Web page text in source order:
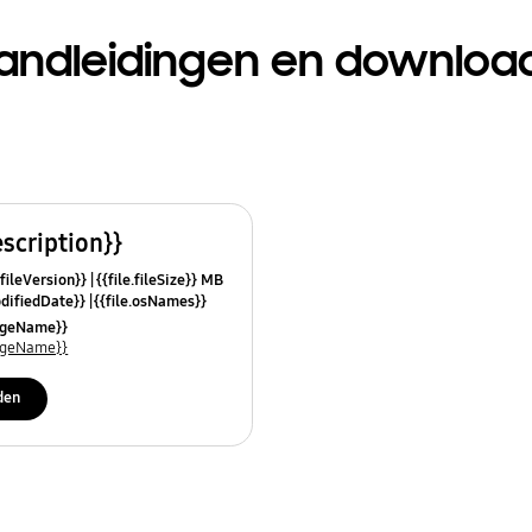
en
{{file.fileSize}} MB
{{file.osNames}}